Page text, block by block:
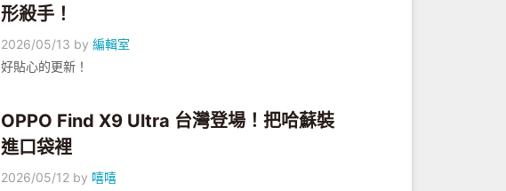
形殺手！
2026/05/13 by編輯室
好貼心的更新！
OPPO Find X9 Ultra 台灣登場！把哈蘇裝
進口袋裡
2026/05/12 by 嘻嘻